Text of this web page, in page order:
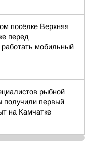
посёлке Верхняя
перед
мобильный
рыбной
получили первый
на Камчатке